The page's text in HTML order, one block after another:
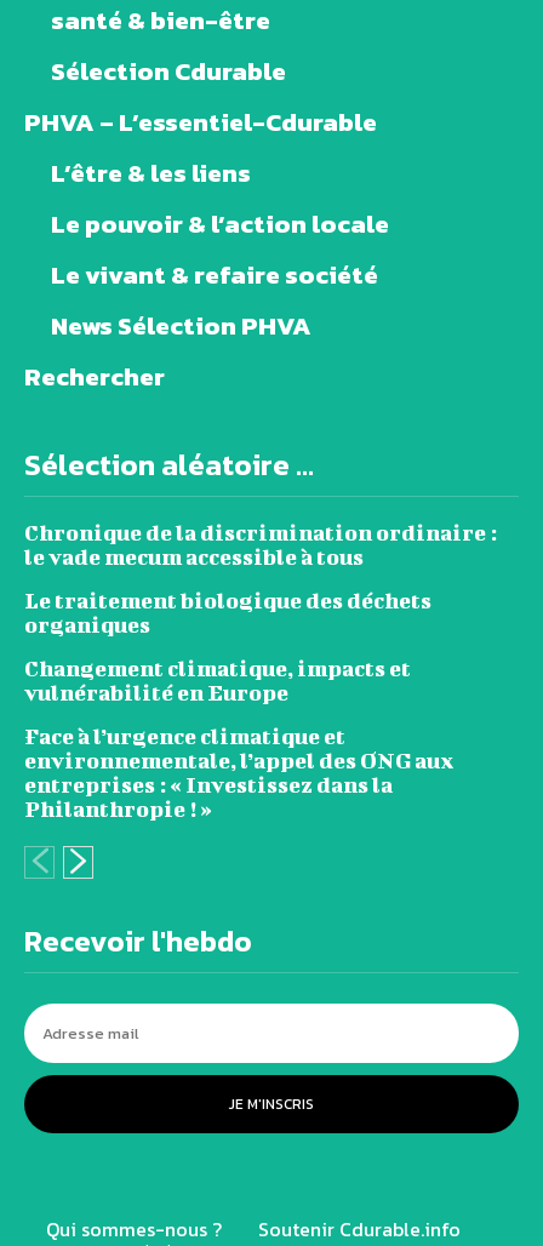
santé & bien-être
Sélection Cdurable
PHVA – L’essentiel-Cdurable
L’être & les liens
Le pouvoir & l’action locale
Le vivant & refaire société
News Sélection PHVA
Rechercher
Sélection aléatoire ...
Chronique de la discrimination ordinaire :
le vade mecum accessible à tous
Le traitement biologique des déchets
organiques
Changement climatique, impacts et
vulnérabilité en Europe
Face à l’urgence climatique et
environnementale, l’appel des ONG aux
entreprises : « Investissez dans la
Philanthropie ! »
Recevoir l'hebdo
JE M'INSCRIS
Qui sommes-nous ? Soutenir Cdurable.info